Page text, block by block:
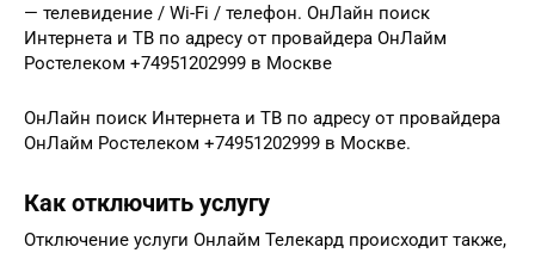
— телевидение / Wi-Fi / телефон. ОнЛайн поиск
Интернета и ТВ по адресу от провайдера ОнЛайм
Ростелеком +74951202999 в Москве
ОнЛайн поиск Интернета и ТВ по адресу от провайдера
ОнЛайм Ростелеком +74951202999 в Москве.
Как отключить услугу
Отключение услуги Онлайм Телекард происходит также,